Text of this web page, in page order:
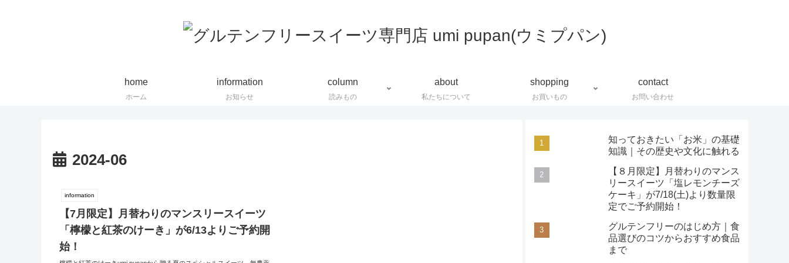
home
ホーム
information
お知らせ
column
読みもの
about
私たちについて
shopping
お買いもの
contact
お問い合わせ
2024-06
information
【7月限定】月替わりのマンスリースイーツ
「檸檬と紅茶のけーき」が6/13よりご予約開
始！
知っておきたい「お米」の基礎
知識｜その歴史や文化に触れる
【８月限定】月替わりのマンス
リースイーツ「塩レモンチーズ
ケーキ」が7/18(土)より数量限
定でご予約開始！
グルテンフリーのはじめ方｜食
品選びのコツからおすすめ食品
まで